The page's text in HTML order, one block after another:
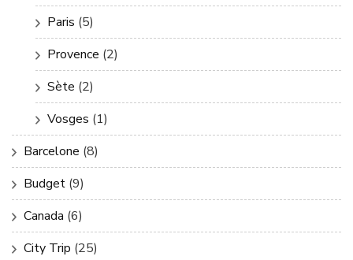
Paris (5)
Provence (2)
Sète (2)
Vosges (1)
Barcelone (8)
Budget (9)
Canada (6)
City Trip (25)